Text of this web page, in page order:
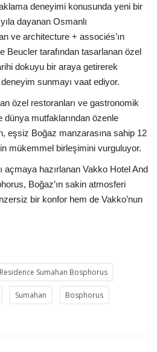
deneyimi konusunda yeni bir
dayanan Osmanlı
ve architecture + associés’ın
Beucler tarafından tasarlanan özel
dokuyu bir araya getirerek
sunmayı vaat ediyor.
özel restoranları ve gastronomik
mutfaklarından özenle
eşsiz Boğaz manzarasına sahip 12
mükemmel birleşimini vurguluyor.
açmaya hazırlanan Vakko Hotel And
Boğaz’ın sakin atmosferi
bir konfor hem de Vakko’nun
Sumahan Bosphorus
Sumahan Bosphorus